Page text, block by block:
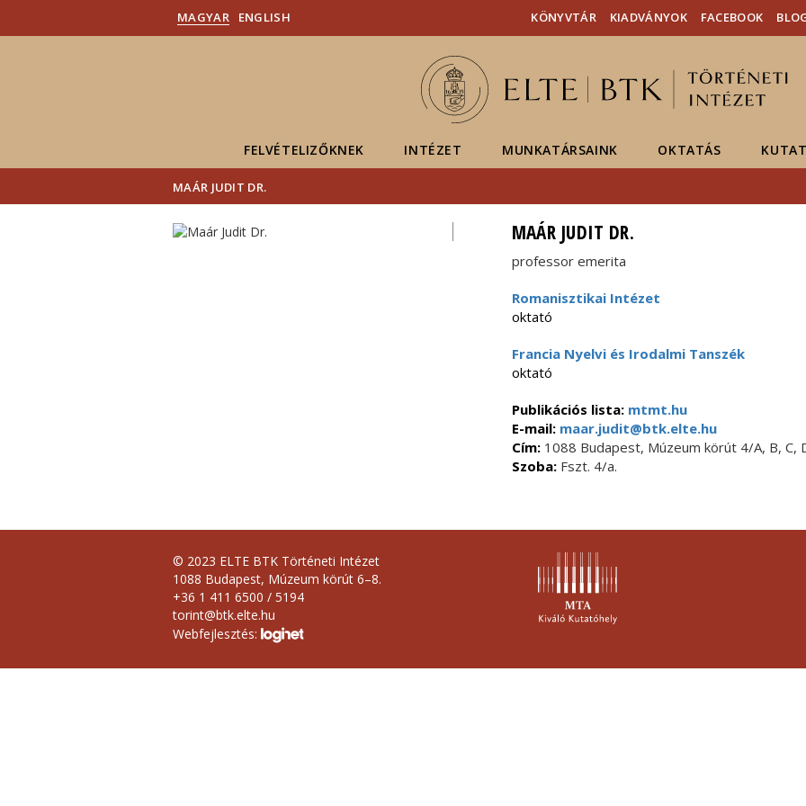
Hírek
Események
ELTE a
MAGYAR ENGLISH KÖNYVTÁR KIADVÁNYOK FACEBOOK
FELVÉTELIZŐKNEK INTÉZET MUNKATÁRSAINK OKTATÁS
MAÁR JUDIT DR.
MAÁR JUDIT DR.
professor emerita
Romanisztikai Intézet
oktató
Francia Nyelvi és Irodalmi Tanszék
oktató
Publikációs lista: mtmt.hu
E-mail:maar.judit@btk.elte.hu
Cím:1088 Budapest, Múzeum körút 4/A, B, C,
Szoba:Fszt. 4/a.
© 2023 ELTE BTK Történeti Intézet
1088 Budapest, Múzeum körút 6–8.
+36 1 411 6500 / 5194
torint@btk.elte.hu
Webfejlesztés: